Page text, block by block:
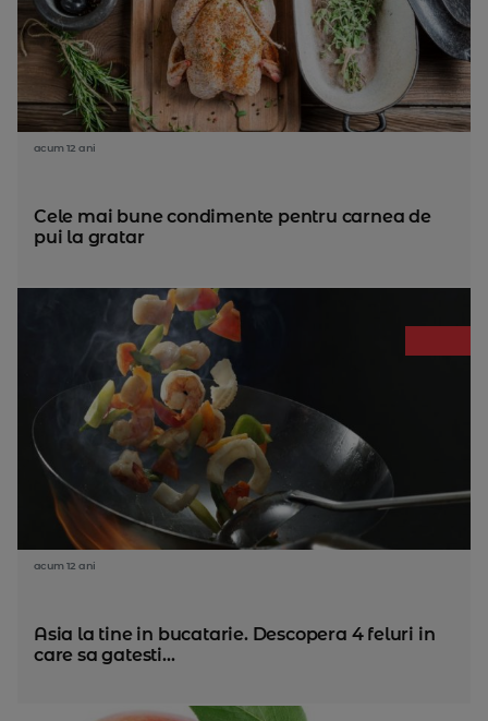
acum 12 ani
Cele mai bune condimente pentru carnea de
pui la gratar
acum 12 ani
Asia la tine in bucatarie. Descopera 4 feluri in
care sa gatesti...